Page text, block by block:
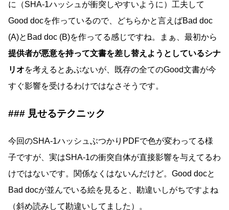
に（SHA-1ハッシュが衝突しやすいように）工夫して
Good docを作っているので、どちらかと言えばBad doc
(A)とBad doc (B)を作ってる感じですね。まぁ、最初から
提供者が悪意を持って文書を差し替えようとしているシナ
リオを考えるとあぶないが、既存の全てのGood文書が今
すぐ影響を受けるわけではなさそうです。
見せるテクニック
今回のSHA-1ハッシュぶつかりPDFで色が変わってる様
子ですが、実はSHA-1の衝突自体が直接影響を与えてるわ
けではないです。関係なくはないんだけど。Good docと
Bad docが並んでいる絵を見ると、勘違いしがちですよね
（斜め読みして勘違いしてました）。